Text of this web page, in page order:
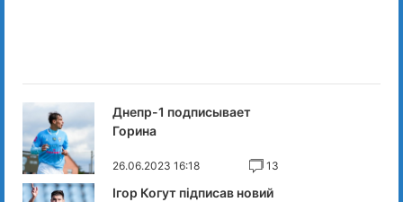
Днепр-1 подписывает
Горина
26.06.2023 16:18 13
Ігор Когут підписав новий